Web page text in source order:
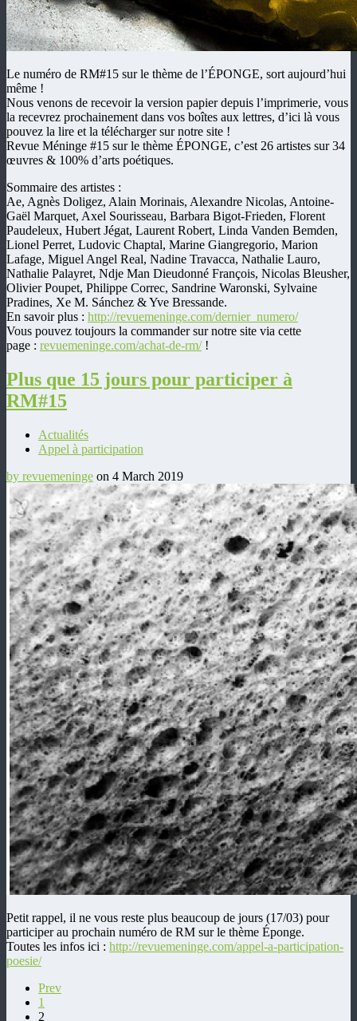
Le numéro de RM#15 sur le thème de l’ÉPONGE, sort aujourd’hui
même !
Nous venons de recevoir la version papier depuis l’imprimerie, vous
la recevrez prochainement dans vos boîtes aux lettres, d’ici là vous
pouvez la lire et la télécharger sur notre site !
Revue Méninge #15 sur le thème ÉPONGE, c’est 26 artistes sur 34
œuvres & 100% d’arts poétiques.
Sommaire des artistes :
Ae, Agnès Doligez, Alain Morinais, Alexandre Nicolas, Antoine-
Gaël Marquet, Axel Sourisseau, Barbara Bigot-Frieden, Florent
Paudeleux, Hubert Jégat, Laurent Robert, Linda Vanden Bemden,
Lionel Perret, Ludovic Chaptal, Marine Giangregorio, Marion
Lafage, Miguel Angel Real, Nadine Travacca, Nathalie Lauro,
Nathalie Palayret, Ndje Man Dieudonné François, Nicolas Bleusher,
Olivier Poupet, Philippe Correc, Sandrine Waronski, Sylvaine
Pradines, Xe M. Sánchez & Yve Bressande.
En savoir plus : http://revuemeninge.com/dernier_numero/
Vous pouvez toujours la commander sur notre site via cette
page : revuemeninge.com/achat-de-rm/!
Plus que 15 jours pour participer à
RM#15
Actualités
Appel à participation
by revuemeninge on 4 March 2019
Petit rappel, il ne vous reste plus beaucoup de jours (17/03) pour
participer au prochain numéro de RM sur le thème Éponge.
Toutes les infos ici : http://revuemeninge.com/appel-a-participation-
poesie/
Prev
1
2